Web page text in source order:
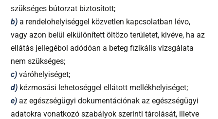
szükséges bútorzat biztosított;
b) a rendelohelyiséggel közvetlen kapcsolatban lévo,
vagy azon belül elkülönített öltözo területet, kivéve, ha az
ellátás jellegébol adódóan a beteg fizikális vizsgálata
nem szükséges;
c) váróhelyiséget;
d) kézmosási lehetoséggel ellátott mellékhelyiséget;
e) az egészségügyi dokumentációnak az egészségügyi
adatokra vonatkozó szabályok szerinti tárolását, illetve